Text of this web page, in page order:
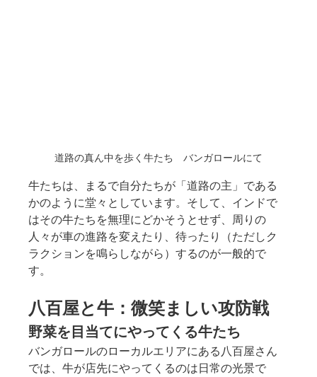
道路の真ん中を歩く牛たち　バンガロールにて
牛たちは、まるで自分たちが「道路の主」である
かのように堂々としています。そして、インドで
はその牛たちを無理にどかそうとせず、周りの
人々が車の進路を変えたり、待ったり（ただしク
ラクションを鳴らしながら）するのが一般的で
す。
八百屋と牛：微笑ましい攻防戦
野菜を目当てにやってくる牛たち
バンガロールのローカルエリアにある八百屋さん
では、牛が店先にやってくるのは日常の光景で